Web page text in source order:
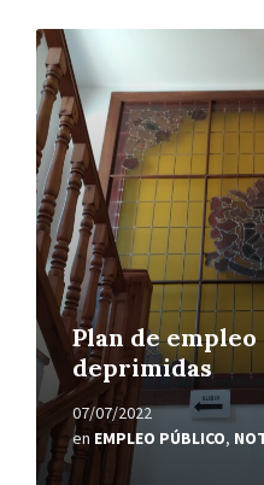
Plan de
deprimidas
07/07/2022
en EMPLEO PÚBLICO,
Leer
más